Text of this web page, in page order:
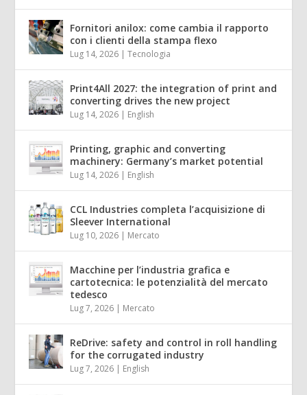
Fornitori anilox: come cambia il rapporto
con i clienti della stampa flexo
Lug 14, 2026 |Tecnologia
Print4All 2027: the integration of print and
converting drives the new project
Lug 14, 2026 | English
Printing, graphic and converting
machinery: Germany’s market potential
Lug 14, 2026 | English
CCL Industries completa l’acquisizione di
Sleever International
Lug 10, 2026 | Mercato
Macchine per l’industria grafica e
cartotecnica: le potenzialità del mercato
tedesco
Lug 7, 2026 | Mercato
ReDrive: safety and control in roll handling
for the corrugated industry
Lug 7, 2026 | English